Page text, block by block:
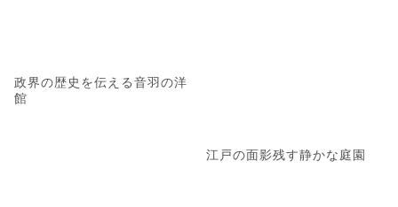
政界の歴史を伝える音羽の洋
館
江戸の面影残す静かな庭園